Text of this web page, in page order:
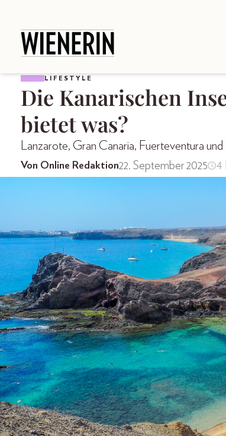
LIFESTYLE
Die Kanarischen
bietet was?
Lanzarote, Gran Canaria, Fuerteventura
Von Online Redaktion22. September 2025 4